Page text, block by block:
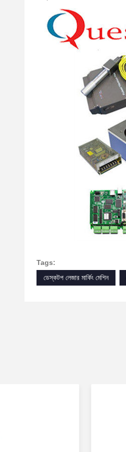
Tags:
ডেস্কটপ লেজার মার্কিং মেশিন